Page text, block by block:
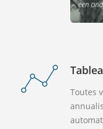
Toutes